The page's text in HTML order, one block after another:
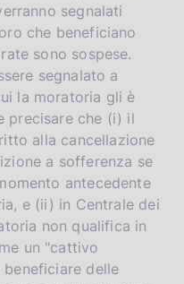
segnalati
che beneficiano
sono sospese.
segnalato a
la moratoria gli è
precisare che (i) il
alla cancellazione
a sofferenza se
antecedente
e (ii) in Centrale dei
non qualifica in
un "cattivo
delle